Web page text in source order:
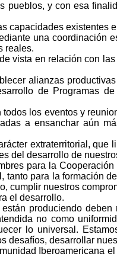
y con esa
capacidades existentes
una coordinación
reales.
vista en relación con
alianzas
de Programas
los eventos y
a ensanchar aún
extraterritorial,
del desarrollo de
para la
para la formación
cumplir nuestros
el desarrollo.
produciendo
no como
lo universal.
desafíos, desarrollar
Iberoamericana